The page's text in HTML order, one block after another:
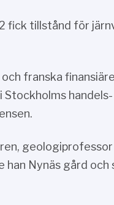
fick tillstånd för
franska
Stockholms
Nynäs gård